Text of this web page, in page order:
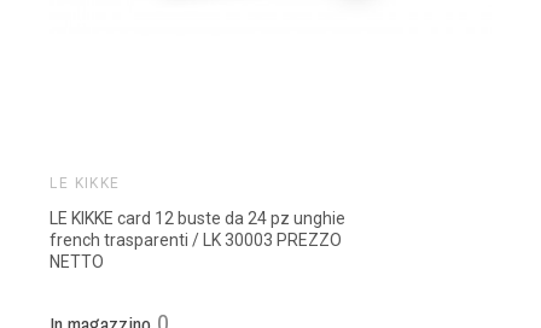
LE KIKKE
LE KIKKE card 12 buste da 24 pz unghie
french trasparenti / LK 30003 PREZZO
NETTO